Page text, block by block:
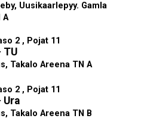
Uusikaarlepyy. Gamla
A
2 , Pojat 11
TU
Takalo Areena TN A
2 , Pojat 11
Ura
Takalo Areena TN B